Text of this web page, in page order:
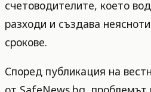
счетоводителите, което
разходи и създава
срокове.
Според публикация на